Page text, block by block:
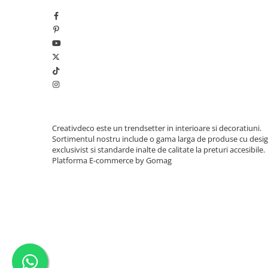
Creativdeco este un trendsetter in interioare si decoratiuni.
Sortimentul nostru include o gama larga de produse cu
exclusivist si standarde inalte de calitate la preturi accesibile.
Platforma E-commerce by Gomag